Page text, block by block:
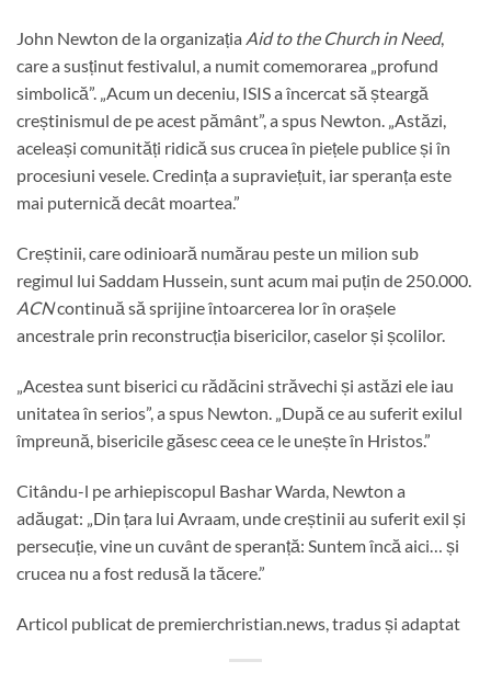
John Newton de la organizația Aid to the Church in Need,
care a susținut festivalul, a numit comemorarea „profund
simbolică”. „Acum un deceniu, ISIS a încercat să șteargă
creștinismul de pe acest pământ”, a spus Newton. „Astăzi,
aceleași comunități ridică sus crucea în piețele publice și în
procesiuni vesele. Credința a supraviețuit, iar speranța este
mai puternică decât moartea.”
Creștinii, care odinioară numărau peste un milion sub
regimul lui Saddam Hussein, sunt acum mai puțin de 250.000.
ACNcontinuă să sprijine întoarcerea lor în orașele
ancestrale prin reconstrucția bisericilor, caselor și școlilor.
„Acestea sunt biserici cu rădăcini străvechi și astăzi ele iau
unitatea în serios”, a spus Newton. „După ce au suferit exilul
împreună, bisericile găsesc ceea ce le unește în Hristos.”
Citându-l pe arhiepiscopul Bashar Warda, Newton a
adăugat: „Din țara lui Avraam, unde creștinii au suferit exil și
persecuție, vine un cuvânt de speranță: Suntem încă aici… și
crucea nu a fost redusă la tăcere.”
Articol publicat de premierchristian.news, tradus și adaptat